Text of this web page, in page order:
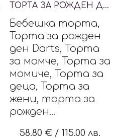
ТОРТА ЗА РОЖДЕН ДЕН DARTS
Бебешка торта,
Торта за рожден
ден Darts, Торта
за момче, Торта за
момиче, Торта за
деца, Торта за
жени, торта за
рожден...
58.80 € / 115.00 лв.